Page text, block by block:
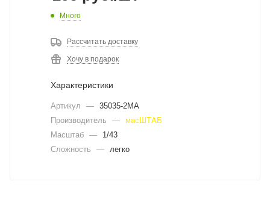
Много
Рассчитать доставку
Хочу в подарок
Характеристики
Артикул — 35035-2MA
Производитель
— масШТАБ
Масштаб —
1/43
Сложность
— легко